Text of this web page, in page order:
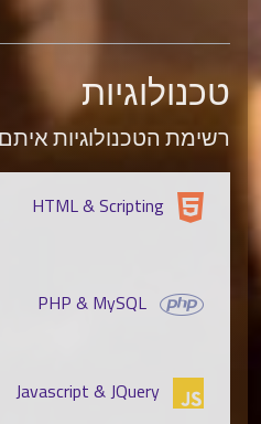
טכנולוגיות
רשימת הטכנולוגיות